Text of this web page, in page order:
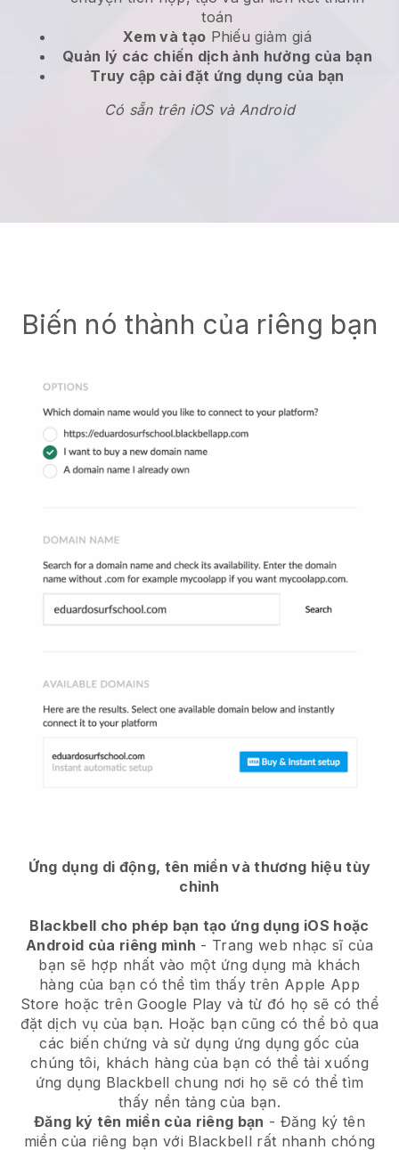
toán
Xem và tạo Phiếu giảm giá
Quản lý các chiến dịch ảnh hưởng của bạn
Truy cập cài đặt ứng dụng của bạn
Có sẵn trên iOS và Android
Biến nó thành của riêng bạn
Ứng dụng di động, tên miền và thương hiệu tùy
chỉnh
Blackbell cho phép bạn tạo ứng dụng iOS hoặc
Android của riêng mình - Trang web nhạc sĩ của
bạn sẽ hợp nhất vào một ứng dụng mà khách
hàng của bạn có thể tìm thấy trên Apple App
Store hoặc trên Google Play và từ đó họ sẽ có thể
đặt dịch vụ của bạn. Hoặc bạn cũng có thể bỏ qua
các biến chứng và sử dụng ứng dụng gốc của
chúng tôi, khách hàng của bạn có thể tải xuống
ứng dụng Blackbell chung nơi họ sẽ có thể tìm
thấy nền tảng của bạn.
Đăng ký tên miền của riêng bạn - Đăng ký tên
miền của riêng bạn với Blackbell rất nhanh chóng